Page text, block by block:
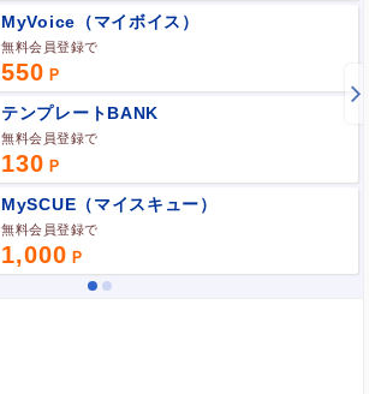
MyVoice（マイボイス）
無料会員登録で
550
テンプレートBANK
無料会員登録で
130
MySCUE（マイスキュー）
無料会員登録で
1,000